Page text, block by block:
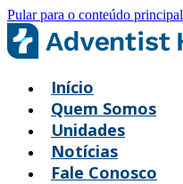
Pular para o conteúdo principal
Início
Quem Somos
Unidades
Notícias
Fale Conosco